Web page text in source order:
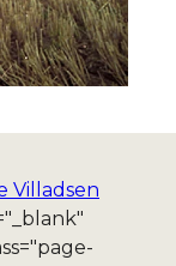
Villadsen